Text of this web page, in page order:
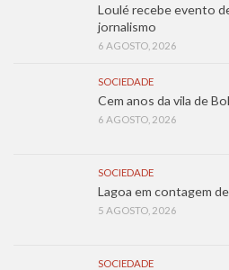
Loulé recebe evento
jornalismo
6 AGOSTO, 2026
SOCIEDADE
Cem anos da vila de
6 AGOSTO, 2026
SOCIEDADE
Lagoa em contagem
5 AGOSTO, 2026
SOCIEDADE